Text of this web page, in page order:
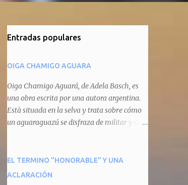
Entradas populares
OIGA CHAMIGO AGUARA
Oiga Chamigo Aguará, de Adela Basch, es
una obra escrita por una autora argentina.
Està situada en la selva y trata sobre cómo
un aguaraguazú se disfraza de militar y se
animal que pretenda circular por ahí. En
primera instancia aparece Teteu, el tero,
EL TERMINO "HONORABLE" Y UNA
ACLARACIÓN